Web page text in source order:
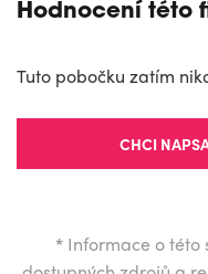
Hodnocení této
Tuto pobočku zatím
CHCI
* Informace o této